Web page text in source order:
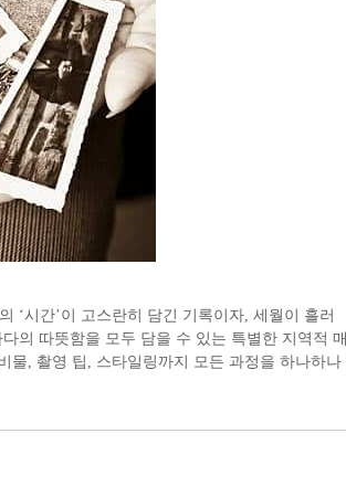
‘시간’이 고스란히 담긴 기록이자, 세월이 흘러
의 따뜻함을 모두 담을 수 있는 특별한 지역적 매
물, 촬영 팁, 스타일링까지 모든 과정을 하나하나